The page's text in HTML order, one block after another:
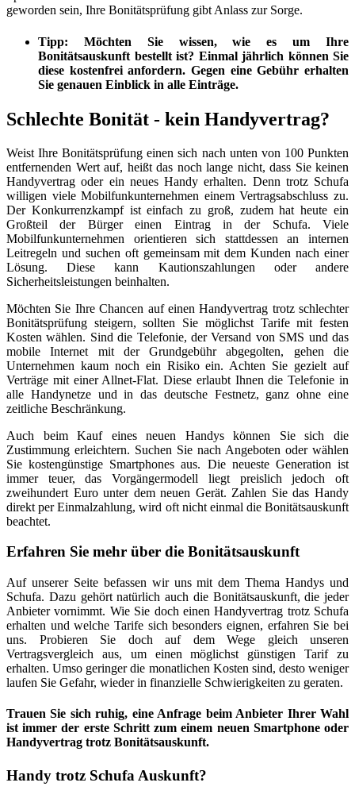
geworden sein, Ihre Bonitätsprüfung gibt Anlass zur Sorge.
Tipp: Möchten Sie wissen, wie es um Ihre
Bonitätsauskunft bestellt ist? Einmal jährlich können Sie
diese kostenfrei anfordern. Gegen eine Gebühr erhalten
Sie genauen Einblick in alle Einträge.
Schlechte Bonität - kein Handyvertrag?
Weist Ihre Bonitätsprüfung einen sich nach unten von 100 Punkten
entfernenden Wert auf, heißt das noch lange nicht, dass Sie keinen
Handyvertrag oder ein neues Handy erhalten. Denn trotz Schufa
willigen viele Mobilfunkunternehmen einem Vertragsabschluss zu.
Der Konkurrenzkampf ist einfach zu groß, zudem hat heute ein
Großteil der Bürger einen Eintrag in der Schufa. Viele
Mobilfunkunternehmen orientieren sich stattdessen an internen
Leitregeln und suchen oft gemeinsam mit dem Kunden nach einer
Lösung. Diese kann Kautionszahlungen oder andere
Sicherheitsleistungen beinhalten.
Möchten Sie Ihre Chancen auf einen Handyvertrag trotz schlechter
Bonitätsprüfung steigern, sollten Sie möglichst Tarife mit festen
Kosten wählen. Sind die Telefonie, der Versand von SMS und das
mobile Internet mit der Grundgebühr abgegolten, gehen die
Unternehmen kaum noch ein Risiko ein. Achten Sie gezielt auf
Verträge mit einer Allnet-Flat. Diese erlaubt Ihnen die Telefonie in
alle Handynetze und in das deutsche Festnetz, ganz ohne eine
zeitliche Beschränkung.
Auch beim Kauf eines neuen Handys können Sie sich die
Zustimmung erleichtern. Suchen Sie nach Angeboten oder wählen
Sie kostengünstige Smartphones aus. Die neueste Generation ist
immer teuer, das Vorgängermodell liegt preislich jedoch oft
zweihundert Euro unter dem neuen Gerät. Zahlen Sie das Handy
direkt per Einmalzahlung, wird oft nicht einmal die Bonitätsauskunft
beachtet.
Erfahren Sie mehr über die Bonitätsauskunft
Auf unserer Seite befassen wir uns mit dem Thema Handys und
Schufa. Dazu gehört natürlich auch die Bonitätsauskunft, die jeder
Anbieter vornimmt. Wie Sie doch einen Handyvertrag trotz Schufa
erhalten und welche Tarife sich besonders eignen, erfahren Sie bei
uns. Probieren Sie doch auf dem Wege gleich unseren
Vertragsvergleich aus, um einen möglichst günstigen Tarif zu
erhalten. Umso geringer die monatlichen Kosten sind, desto weniger
laufen Sie Gefahr, wieder in finanzielle Schwierigkeiten zu geraten.
Trauen Sie sich ruhig, eine Anfrage beim Anbieter Ihrer Wahl
ist immer der erste Schritt zum einem neuen Smartphone oder
Handyvertrag trotz Bonitätsauskunft.
Handy trotz Schufa Auskunft?